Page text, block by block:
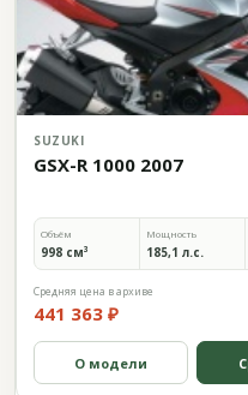
SUZUKI
GSX-R 1000 2007
Объём
998 см³
Мощность
185,1 л.с.
Средняя цена в архиве
441 363 ₽
О модели